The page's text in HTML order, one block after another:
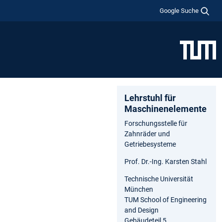
Google Suche
Lehrstuhl für
Maschinenelemente
Forschungsstelle für
Zahnräder und
Getriebesysteme
Prof. Dr.-Ing. Karsten Stahl
Technische Universität
München
TUM School of Engineering
and Design
Gebäudeteil 5